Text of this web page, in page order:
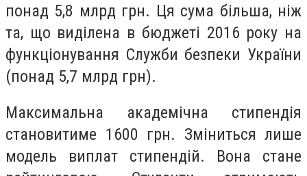
понад 5,8 млрд грн. Ця сума більша, ніж
та, що виділена в бюджеті 2016 року на
функціонування Служби безпеки України
(понад 5,7 млрд грн).
Максимальна академічна стипендія
становитиме 1600 грн. Зміниться лише
модель виплат стипендій. Вона стане